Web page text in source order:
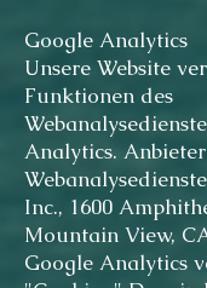
Google Analytics
Unsere Website
Funktionen des
Analytics.
Inc., 1600
Mountain View,
Google Analytics